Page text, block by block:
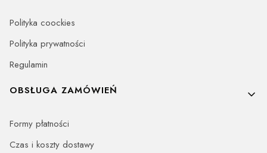
Polityka coockies
Polityka prywatności
Regulamin
OBSŁUGA ZAMÓWIEŃ
Formy płatności
Czas i koszty dostawy